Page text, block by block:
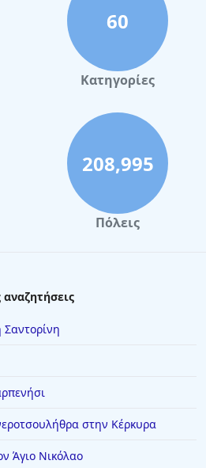
60
Κατηγορίες
208,995
Πόλεις
Σαντορίνη
στην Κέρκυρα
Άγιο Νικόλαο